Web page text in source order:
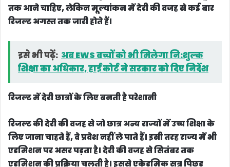
के एकेडमिक कैलेंडर के अनुसार वार्षिक परीक्षा के रिजल्ट जून
तक आने चाहिए, लेकिन मूल्यांकन में देरी की वजह से कई बार
इसे भी पढ़ें: अब EWS बच्चों को भी मिलेगा नि:शुल्क
रिजल्ट की देरी की वजह से जो छात्र अन्य राज्यों में उच्च शिक्षा के
लिए जाना चाहते हैं, वे प्रवेश नहीं ले पाते हैं। इसी तरह राज्य में भी
एडमिशन पर असर पड़ता है। देरी की वजह से सितंबर तक